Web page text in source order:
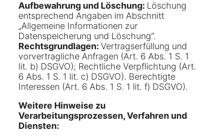
Aufbewahrung und Löschung: Löschung
entsprechend Angaben im Abschnitt
„Allgemeine Informationen zur
Datenspeicherung und Löschung“.
Rechtsgrundlagen: Vertragserfüllung und
vorvertragliche Anfragen (Art. 6 Abs. 1 S. 1
lit. b) DSGVO); Rechtliche Verpflichtung (Art.
6 Abs. 1 S. 1 lit. c) DSGVO). Berechtigte
Interessen (Art. 6 Abs. 1 S. 1 lit. f) DSGVO).
Weitere Hinweise zu
Verarbeitungsprozessen, Verfahren und
Diensten: